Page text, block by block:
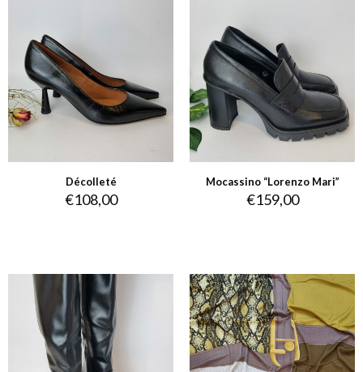
Décolleté
€108,00
Mocassino “Lorenzo Mari”
€159,00